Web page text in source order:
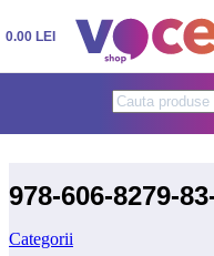
Skip to navigationSkip to
0.00 LEI
978-606-8279-
Categorii